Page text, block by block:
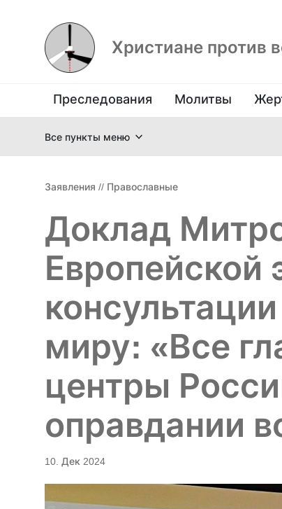
Христиане против
Преследования Молитвы
Все пункты меню
Заявления // Православные
Доклад
Европейской
миру: «Все
центры
оправдании
10. Дек 2024